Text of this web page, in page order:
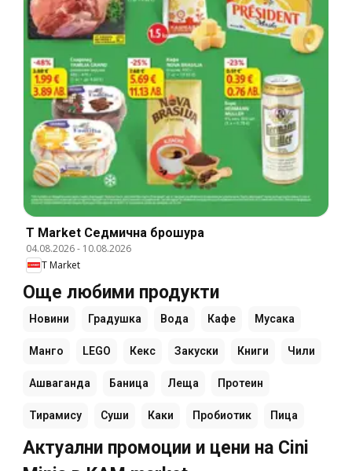
T Market Cедмична брошура
04.08.2026- 10.08.2026
T Market
Още любими продукти
Новини Градушка Вода Кафе Мусака
Манго LEGO Кекс Закуски Книги Чили
Ашваганда Баница Леща Протеин
Тирамису Суши Каки Пробиотик Пица
Актуални промоции и цени на Cini